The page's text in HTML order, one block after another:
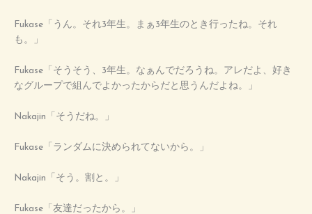
Fukase「うん。それ3年生。まぁ3年生のとき行ったね。それ
も。」
Fukase「そうそう、3年生。なぁんでだろうね。アレだよ、好き
なグループで組んでよかったからだと思うんだよね。」
Nakajin「そうだね。」
Fukase「ランダムに決められてないから。」
Nakajin「そう。割と。」
Fukase「友達だったから。」